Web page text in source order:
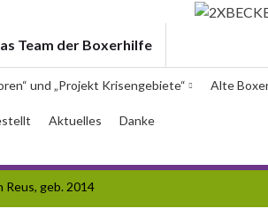
Team der Boxerhilfe
und „Projekt Krisengebiete“ Alte
Aktuelles Danke
Reus, geb. 2014